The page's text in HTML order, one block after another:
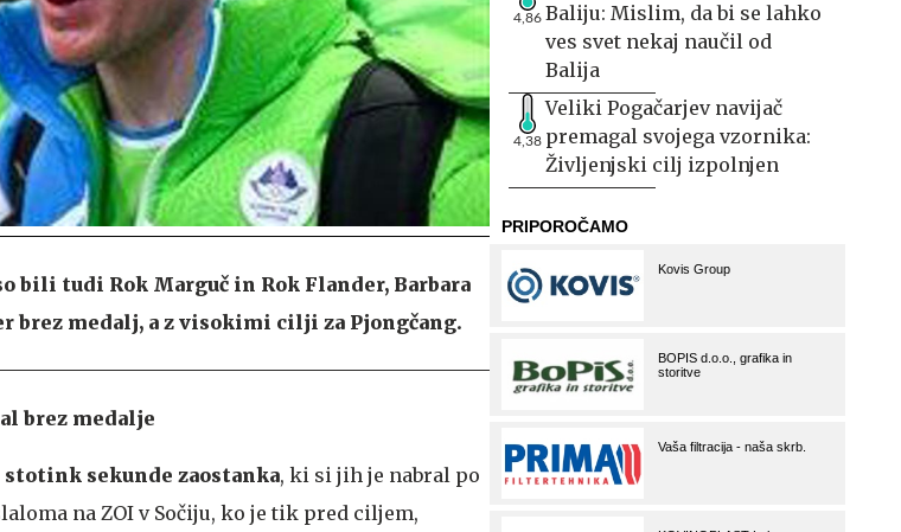
bili tudi Rok Marguč in Rok Flander, Barbara
brez medalj, a z visokimi cilji za Pjongčang.
brez medalje
stotink sekunde zaostanka, ki si jih je nabral po
na ZOI v Sočiju, ko je tik pred ciljem,
4,86 Baliju: Mislim, da bi se lahko
ves svet nekaj naučil od
Balija
4,38
Veliki Pogačarjev navijač
premagal svojega vzornika:
Življenjski cilj izpolnjen